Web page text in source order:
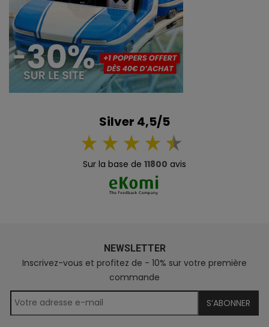
Silver 4,5/5
Sur la base de 11800 avis
NEWSLETTER
Inscrivez-vous et profitez de - 10% sur votre première
commande
S’ABONNER